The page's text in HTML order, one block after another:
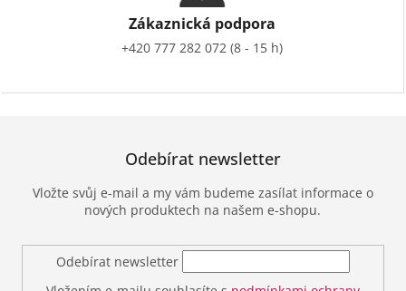
Zákaznická podpora
+420 777 282 072 (8 - 15 h)
Odebírat newsletter
Vložte svůj e-mail a my vám budeme zasílat informace o
nových produktech na našem e-shopu.
Odebírat newsletter